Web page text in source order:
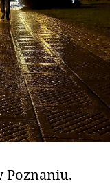
Poznaniu.